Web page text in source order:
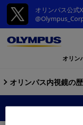
オリンパス公式
オリン
オリンパス内視鏡の